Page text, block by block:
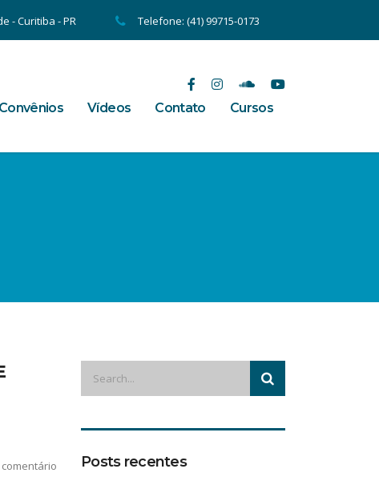
- Curitiba - PR Telefone: (41) 99715-0173
Convênios Vídeos Contato Cursos
Posts recentes